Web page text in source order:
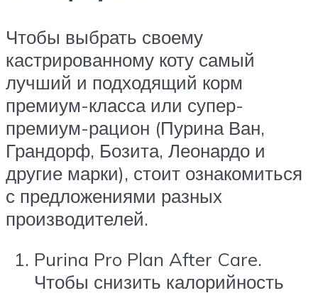
Чтобы выбрать своему
кастрированному коту самый
лучший и подходящий корм
премиум-класса или супер-
премиум-рацион (Пурина Ван,
Грандорф, Бозита, Леонардо и
другие марки), стоит ознакомиться
с предложениями разных
производителей.
Purina Pro Plan After Care.
Чтобы снизить калорийность